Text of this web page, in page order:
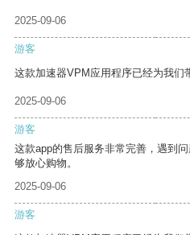
2025-09-06
游客
这款加速器VPM应用程序已经为我们
2025-09-06
游客
这款app的售后服务非常完善，遇到
够放心购物。
2025-09-06
游客